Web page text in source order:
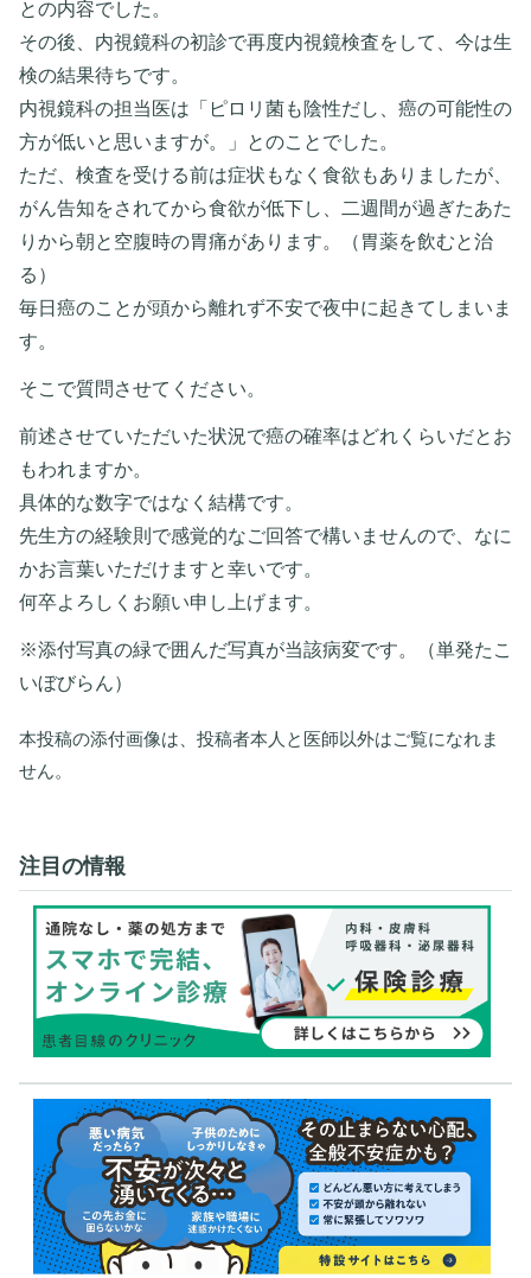
との内容でした。
その後、内視鏡科の初診で再度内視鏡検査をして、今は生
検の結果待ちです。
内視鏡科の担当医は「ピロリ菌も陰性だし、癌の可能性の
方が低いと思いますが。」とのことでした。
ただ、検査を受ける前は症状もなく食欲もありましたが、
がん告知をされてから食欲が低下し、二週間が過ぎたあた
りから朝と空腹時の胃痛があります。（胃薬を飲むと治
る）
毎日癌のことが頭から離れず不安で夜中に起きてしまいま
す。
そこで質問させてください。
前述させていただいた状況で癌の確率はどれくらいだとお
もわれますか。
具体的な数字ではなく結構です。
先生方の経験則で感覚的なご回答で構いませんので、なに
かお言葉いただけますと幸いです。
何卒よろしくお願い申し上げます。
※添付写真の緑で囲んだ写真が当該病変です。（単発たこ
いぼびらん）
本投稿の添付画像は、投稿者本人と医師以外はご覧になれま
せん。
注目の情報